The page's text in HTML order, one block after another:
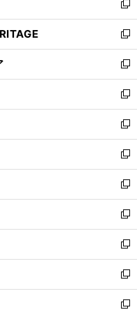
で
開
く
ド
ウ
で
開
く
新
し
い
ウ
ィ
ン
ド
ウ
で
開
く
新
し
い
ウ
ィ
ン
ド
ウ
で
開
く
新
し
い
ウ
ィ
ン
ド
ウ
で
開
く
新
し
い
ウ
ィ
ン
ド
ウ
で
開
く
新
し
い
ウ
ィ
ン
ド
ウ
で
開
く
新
し
い
ウ
ィ
ン
ド
ウ
で
開
く
新
し
い
ウ
ィ
ン
ド
ウ
で
新
し
い
ウ
ィ
ン
ド
新
し
い
ウ
ィ
新
し
い
新